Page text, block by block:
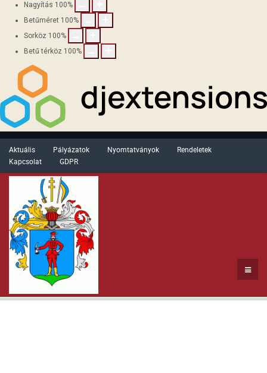
Nagyítás 100%
Betűméret 100%
Sorköz 100%
Betű térköz 100%
Aktuális Pályázatok Nyomtatványok
Rendeletek
Kapcsolat
GDPR